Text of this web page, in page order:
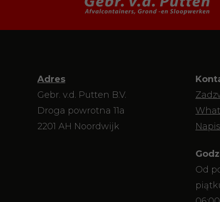
Adres
Gebr. v.d. Putten B.V.
Droga powrotna 11a
2201 AH Noordwijk
Od